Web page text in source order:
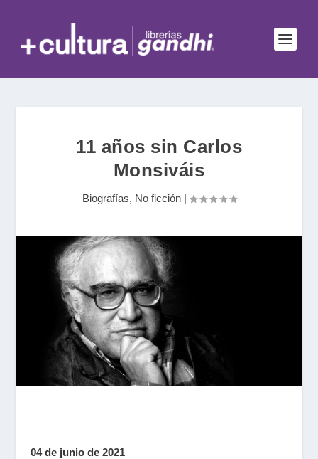
11 años sin Carlos
Monsiváis
Biografías, No ficción|
04 de junio de 2021